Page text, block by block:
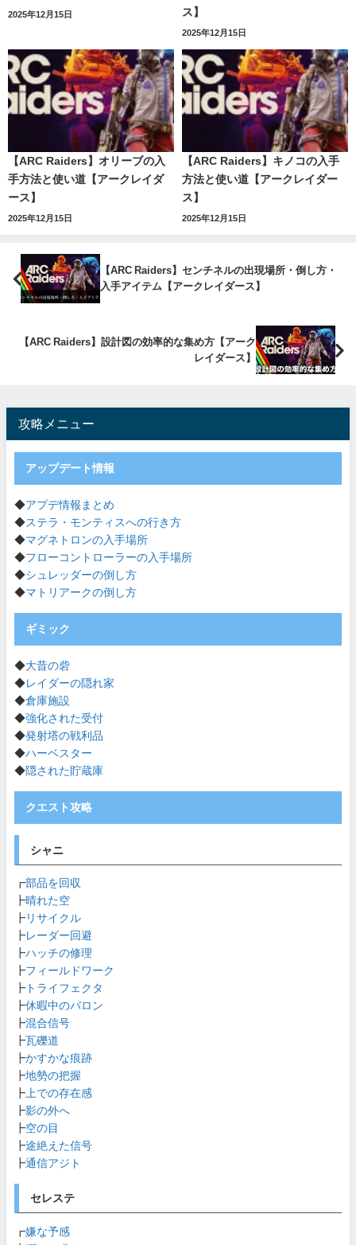
2025年12月15日
ス】
2025年12月15日
【ARC Raiders】オリーブの入
手方法と使い道【アークレイダ
ース】
2025年12月15日
【ARC Raiders】キノコの入手
方法と使い道【アークレイダー
ス】
2025年12月15日
【ARC Raiders】センチネルの出現場所・倒し方・
入手アイテム【アークレイダース】
【ARC Raiders】設計図の効率的な集め方【アーク
レイダース】
攻略メニュー
アップデート情報
◆アプデ情報まとめ
◆ステラ・モンティスへの行き方
◆マグネトロンの入手場所
◆フローコントローラーの入手場所
◆シュレッダーの倒し方
◆マトリアークの倒し方
ギミック
◆大昔の砦
◆レイダーの隠れ家
◆倉庫施設
◆強化された受付
◆発射塔の戦利品
◆ハーベスター
◆隠された貯蔵庫
クエスト攻略
シャニ
┏部品を回収
┣晴れた空
┣ リサイクル
┣レーダー回避
┣ハッチの修理
┣フィールドワーク
┣ トライフェクタ
┣休暇中のバロン
┣混合信号
┣瓦礫道
┣かすかな痕跡
┣地勢の把握
┣ 上での存在感
┣影の外へ
┣空の目
┣途絶えた信号
┣通信アジト
セレステ
┏嫌な予感